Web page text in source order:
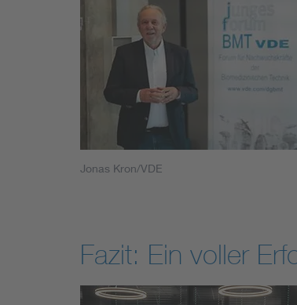
Jonas Kron/VDE
Fazit: Ein voller